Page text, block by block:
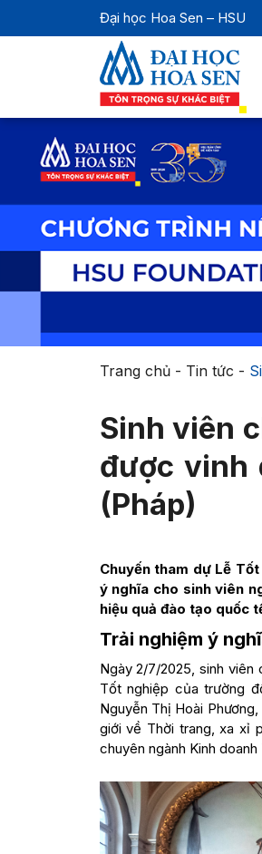
Đại học Hoa Sen – HSU
Trang chủ- Tin tức -
Sinh viên
được vinh
(Pháp)
Chuyến tham dự Lễ
ý nghĩa cho sinh viên
hiệu quả đào tạo quốc
Trải nghiệm ý
Ngày 2/7/2025, sinh
Tốt nghiệp của trường
Nguyễn Thị Hoài
giới về Thời trang, xa xỉ
chuyên ngành Kinh doanh